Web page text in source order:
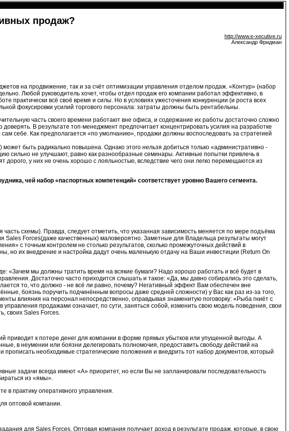
продаж?
http://www.e-xecutive.ru
Александр Фридман
на продвижение, так и за счёт оптимизации управления отделом продаж. «Контур» (набор
Любой руководитель хочет, чтобы отдел продаж его компании работал эффективно, в
практически всё своё время и силы. Но в условиях ужесточения конкуренции (и роста всех
фокусировки усилий торгового персонала: затраты должны быть рентабельны.
часть своего времени работают вне офиса, и содержание их работы достаточно сложно
В результате топ-менеджмент предпочитает концентрировать усилия на разработке
себе. Как предполагается «по умолчанию», продажи должны воспоследовать за стратегией
быть радикально повышена. Однако этого нельзя добиться только «административно -
сильно не улучшают, равно как разнообразные семинары. Активные попытки привлечь в
у них не очень хорошо с лояльностью, вследствие чего они легко перемещаются из
чей набор «паспортных компетенций» соответствует уровню Вашего сегмента.
схемы). Правда, следует отметить, что указанная зависимость меняется по мере подъёма
Forces(даже качественных) маловероятно. Заметные для Владельца результаты могут
с точным контролем не столько результатов, сколько промежуточных действий в
но их внедрение и настройка дадут очень маленькую отдачу на Ваши инвестиции (Return On
«Зачем мы должны тратить время на всякие бумаги? Надо хорошо работать и всё будет в
Достаточно часто приходится слышать и такое: «Да, мы давно собирались это сделать,
то, что должно - не всё ли равно, почему? Негативный эффект Вам обеспечен вне
боязнь поручить подчинённым вопросы даже средней сложности) у Вас как раз из-за того,
влияния на персонал непосредственно, оправдывая знаменитую поговорку: «Рыба гниёт с
продажами означает, по сути, заняться собой, изменить свою модель поведения, свои
своих Sales Forces.
приводит к потере денег для компании в форме прямых убытков или упущенной выгоды. А
в неумении или боязни делегировать полномочия, предоставить свободу действий на
необходимые стратегические положения и внедрить тот набор документов, который
задачи всегда имеют «А» приоритет, но если Вы не запланировали последовательность
из «ямы».
в практику оперативного управления.
оптовой компании.
для Sales Forces. Оптовая компания получает доход в результате продаж, которые, в свою